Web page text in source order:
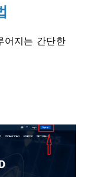
어지는 간단한